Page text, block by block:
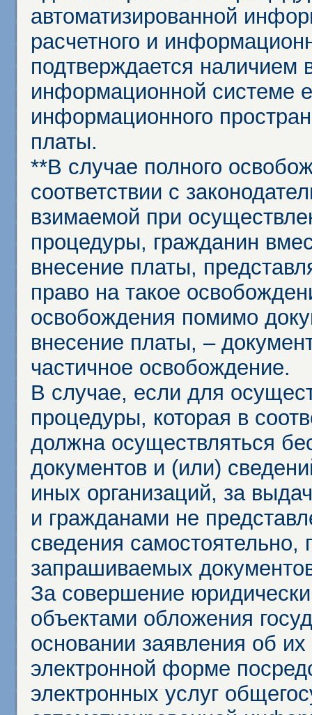
автоматизированной
расчетного и
подтверждается наличием
информационной системе
информационного
платы.
**В случае полного
соответствии с
взимаемой при
процедуры, гражданин
внесение платы,
право на такое
освобождения помимо
внесение платы, –
частичное освобождение.
В случае, если для
процедуры, которая в
должна осуществляться
документов и (или)
иных организаций, за
и гражданами не
сведения
запрашиваемых
За совершение
объектами обложения
основании заявления об
электронной форме
электронных услуг